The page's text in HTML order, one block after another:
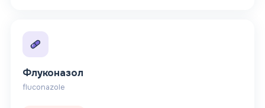
Флуконазол
fluconazole